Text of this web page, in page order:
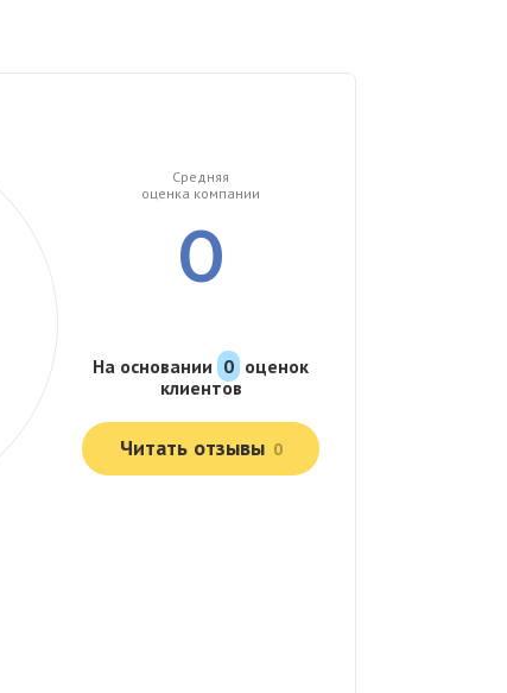
Средняя
оценка компании
0
На основании 0 оценок
клиентов
Читать отзывы 0